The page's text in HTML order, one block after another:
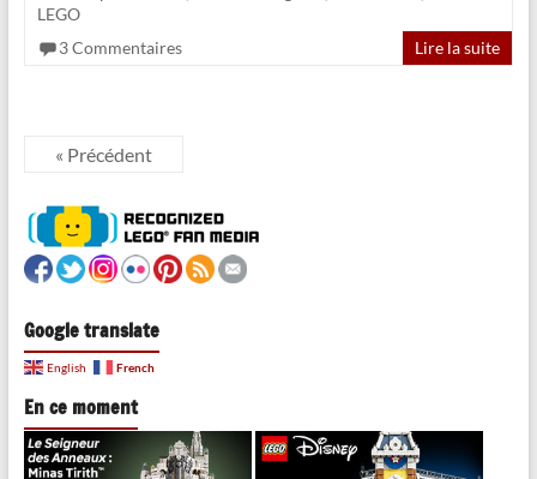
LEGO
3 Commentaires
Lire la suite
« Précédent
Google translate
English French
En ce moment